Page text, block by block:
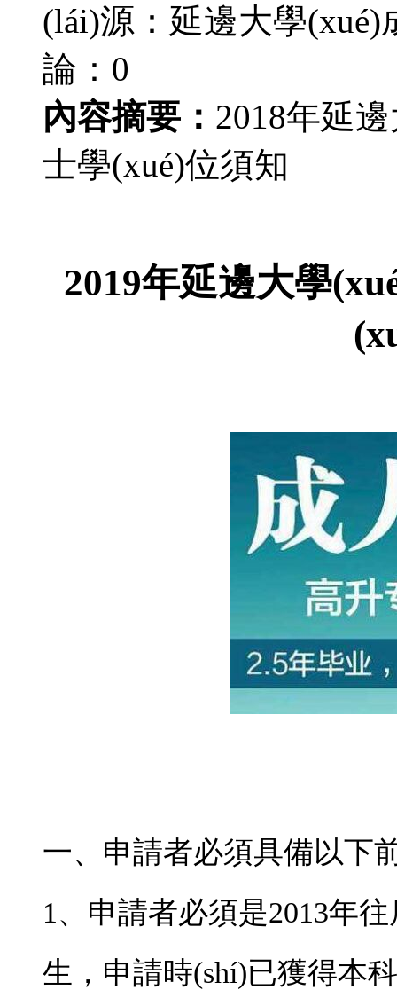
(lái)源：延邊大學
論： 0
內容摘要： 2018年延
士學(xué)位須知
2019年延邊大學
一、申請者必須具備以下
1、申請者必須是2013
生，申請時(shí)已獲得